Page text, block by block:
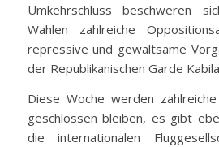
Umkehrschluss beschweren
Wahlen zahlreiche
repressive und gewaltsame
der Republikanischen Garde
Diese Woche werden
geschlossen bleiben, es gibt
die internationalen